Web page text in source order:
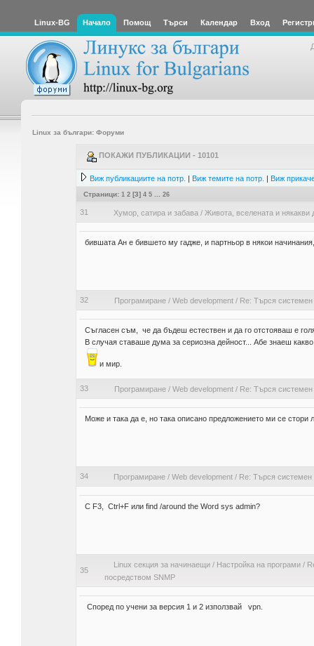
Linux-BG Начало Помощ Търси Календар Вход
Linux за българи: Форуми
ПОКАЖИ ПУБЛИКАЦИИ - 10101
Виж публикациите на потр. | Виж темите на потр. | Виж
Страници: 1 2[3] 4 5 26
31 Хумор, сатира и забава / Живота, вселената и някакви
бившата Ан е бившето му гадже, и партньор в някои
32 Програмиране/ Web development/ Re: Търся
Съгласен съм, че да бъдеш естествен и да го отстояваш е
В случая ставаше дума за сериозна дейност... Абе знаеш
и мир.
33 Програмиране/ Web development/ Re: Търся
Може и така да е, но така описано предложението ми се стори
34 Програмиране/ Web development/ Re: Търся системен
С F3, Ctrl+F или find /around the Word sys admin?
35
Linux секция за начинаещи/ Настройка на програми/
посредством SNMP
Според по учени за версия 1 и 2 използвай vpn.